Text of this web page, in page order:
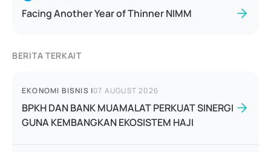
Facing Another Year of Thinner NIMM
BERITA TERKAIT
EKONOMI BISNIS |07 AUGUST 2026
BPKH DAN BANK MUAMALAT PERKUAT SINERGI
GUNA KEMBANGKAN EKOSISTEM HAJI